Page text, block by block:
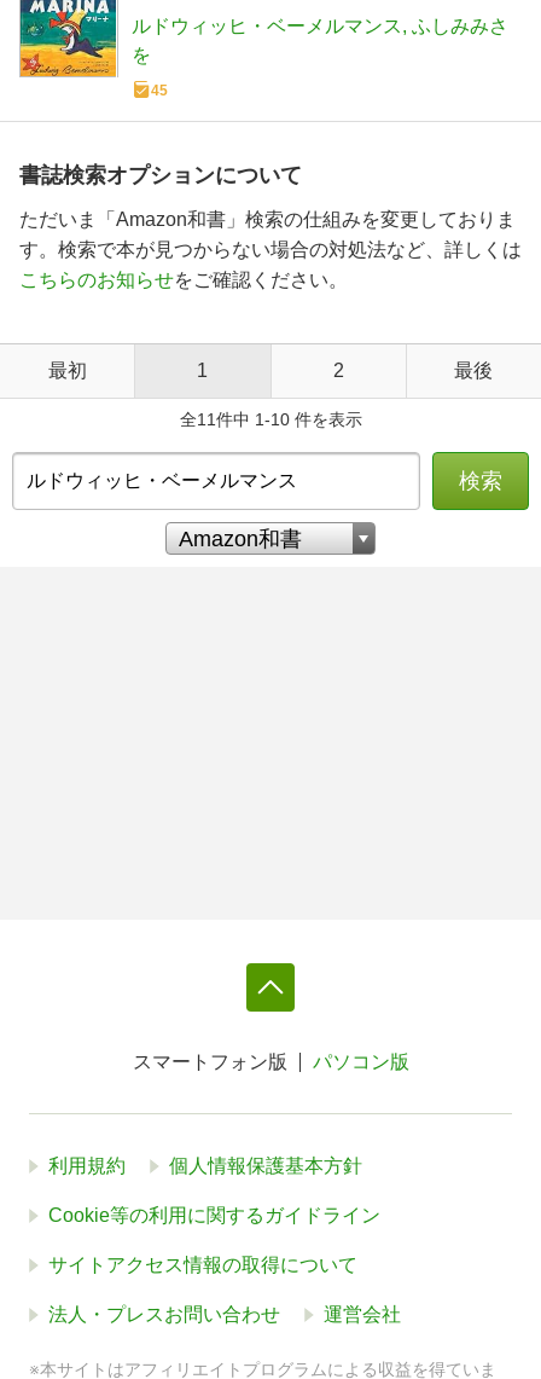
ルドウィッヒ・ベーメルマンス ふしみみさ
を
45
書誌検索オプションについて
ただいま「Amazon和書」検索の仕組みを変更しておりま
す。検索で本が見つからない場合の対処法など、詳しくは
こちらのお知らせをご確認ください。
最初 1 2 最後
全11件中 1-10 件を表示
検索
スマートフォン版 パソコン版
利用規約 個人情報保護基本方針
Cookie等の利用に関するガイドライン
サイトアクセス情報の取得について
法人・プレスお問い合わせ 運営会社
※本サイトはアフィリエイトプログラムによる収益を得ていま